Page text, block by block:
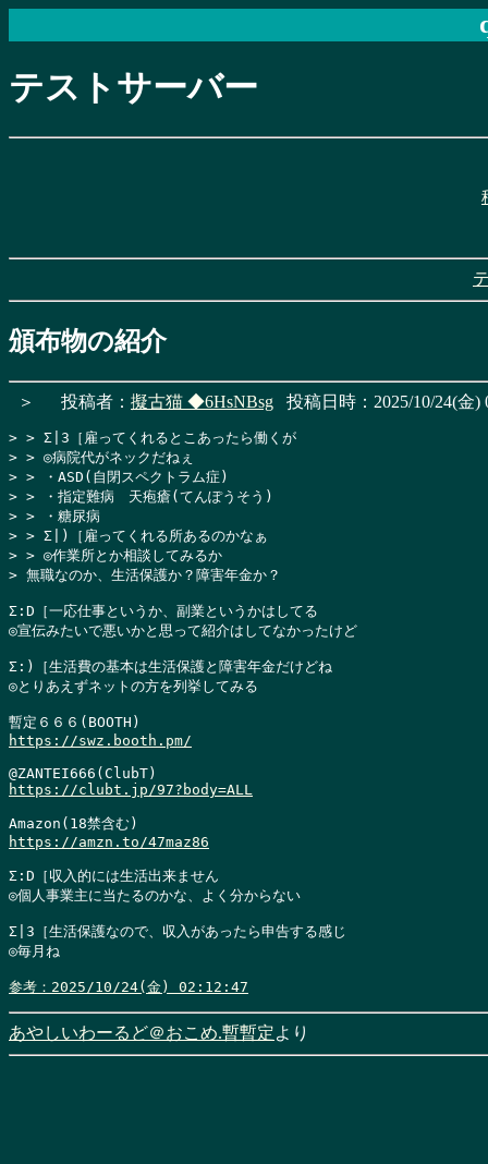
テストサーバー
頒布物の紹介
＞ 投稿者： 擬古猫 ◆6HsNBsg 投稿日時：2025/10/24(金)
> > Σ|3［雇ってくれるとこあったら働くが
> > ◎病院代がネックだねぇ
> > ・ASD(自閉スペクトラム症)
> > ・指定難病　天疱瘡(てんぽうそう)
> > ・糖尿病
> > Σ|)［雇ってくれる所あるのかなぁ
> > ◎作業所とか相談してみるか
> 無職なのか、生活保護か？障害年金か？
Σ:D［一応仕事というか、副業というかはしてる
◎宣伝みたいで悪いかと思って紹介はしてなかったけど
Σ:)［生活費の基本は生活保護と障害年金だけどね
◎とりあえずネットの方を列挙してみる
https://swz.booth.pm/
https://clubt.jp/97?body=ALL
https://amzn.to/47maz86
Σ:D［収入的には生活出来ません
◎個人事業主に当たるのかな、よく分からない
Σ|3［生活保護なので、収入があったら申告する感じ
◎毎月ね
参考：2025/10/24(金) 02:12:47
あやしいわーるど＠おこめ.暫暫定より